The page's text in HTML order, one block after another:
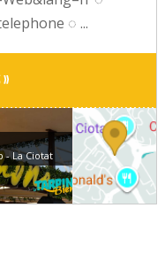
◌ ...
- La Ciotat